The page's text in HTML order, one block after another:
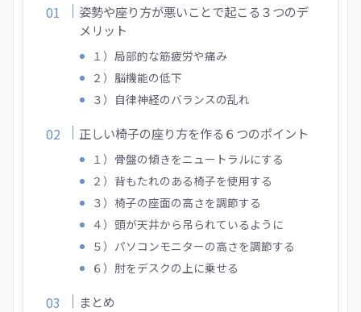
姿勢や座り方が悪いことで起こる３つのデ
メリット
１）局部的な筋疲労や痛み
２）脳機能の低下
３）自律神経のバランスの乱れ
正しい椅子の座り方を作る６つのポイント
１）骨盤の傾きをニュートラルにする
２）背もたれのある椅子を使用する
３）椅子の座面の高さを調節する
４）頭が天井から吊られているように
５）パソコンモニターの高さを調節する
６）肘をデスクの上に乗せる
まとめ